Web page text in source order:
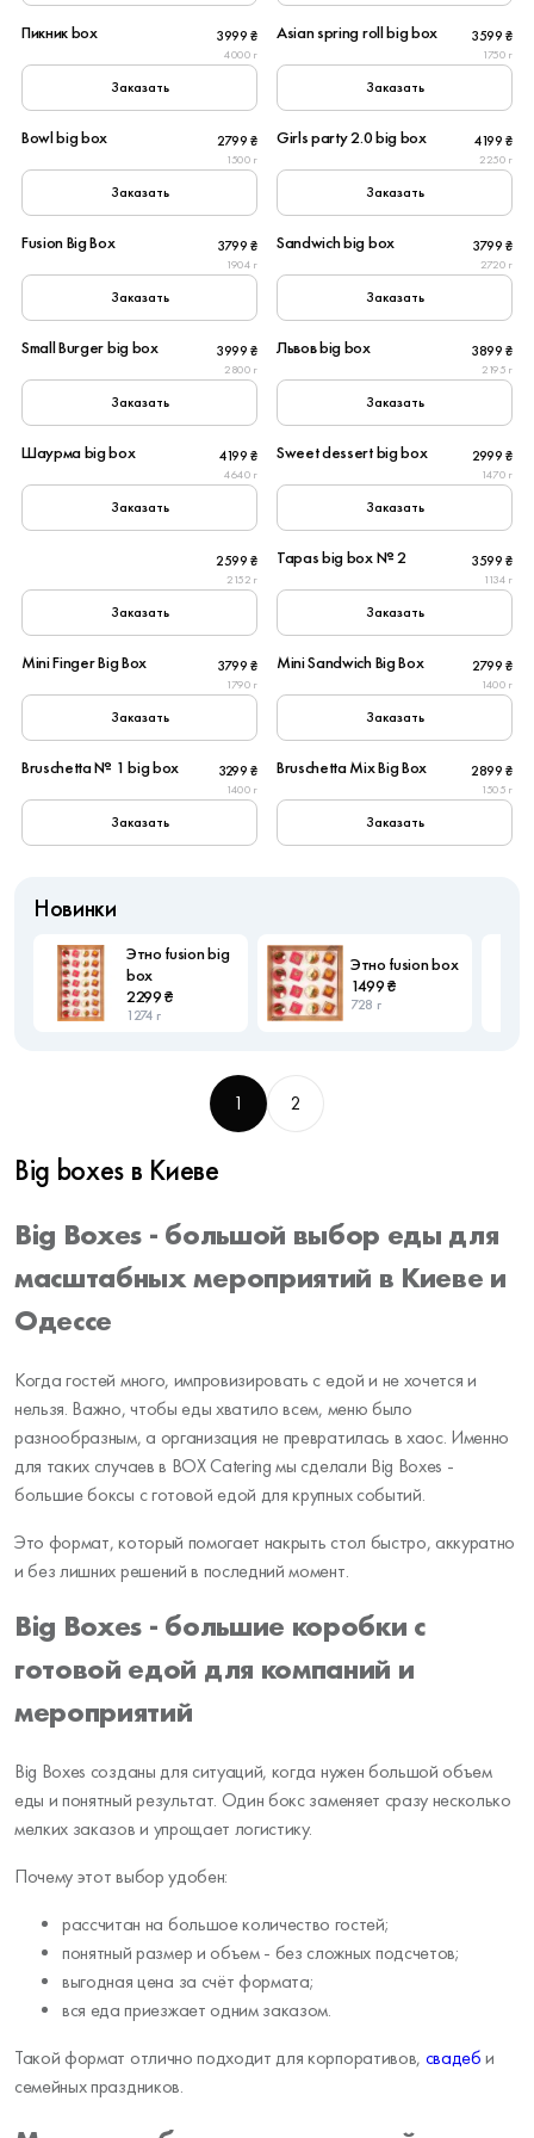
Пикник box 3999 ₴
4000 г
Заказать
New
Asian spring roll big box 3599 ₴
1750 г
Заказать
New
Bowl big box 2799 ₴
1500 г
Заказать
New
Girls party 2.0 big box 4199 ₴
2250 г
Заказать
Fusion Big Box 3799 ₴
1904 г
Заказать
Sandwich big box 3799 ₴
2720 г
Заказать
Small Burger big box 3999 ₴
2800 г
Заказать
New
Львов big box 3899 ₴
2195 г
Заказать
Шаурма big box 4199 ₴
4640 г
Заказать
Sweet dessert big box 2999 ₴
1470 г
Заказать
2599 ₴
2152 г
Заказать
Tapas big box № 2 3599 ₴
1134 г
Заказать
New
Mini Finger Big Box 3799 ₴
1790 г
Заказать
Mini Sandwich Big Box 2799 ₴
1400 г
Заказать
Bruschetta № 1 big box 3299 ₴
1400 г
Заказать
Bruschetta Mix Big Box 2899 ₴
1505 г
Заказать
Новинки
Этно fusion big
box
2299 ₴
1274 г
Этно fusion box
1499 ₴
728 г
1 2
Big boxes в Киеве
Big Boxes - большой выбор еды для
масштабных мероприятий в Киеве и
Одессе
Когда гостей много, импровизировать с едой и не хочется и
нельзя. Важно, чтобы еды хватило всем, меню было
разнообразным, а организация не превратилась в хаос. Именно
для таких случаев в BOX Catering мы сделали Big Boxes -
большие боксы с готовой едой для крупных событий.
Это формат, который помогает накрыть стол быстро, аккуратно
и без лишних решений в последний момент.
Big Boxes - большие коробки с
готовой едой для компаний и
мероприятий
Big Boxes созданы для ситуаций, когда нужен большой объем
еды и понятный результат. Один бокс заменяет сразу несколько
мелких заказов и упрощает логистику.
Почему этот выбор удобен:
рассчитан на большое количество гостей;
понятный размер и объем - без сложных подсчетов;
выгодная цена за счёт формата;
вся еда приезжает одним заказом.
Такой формат отлично подходит для корпоративов, свадеб и
семейных праздников.